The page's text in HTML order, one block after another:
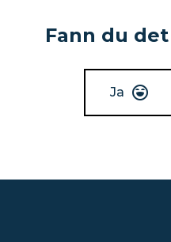
Fann du
Ja